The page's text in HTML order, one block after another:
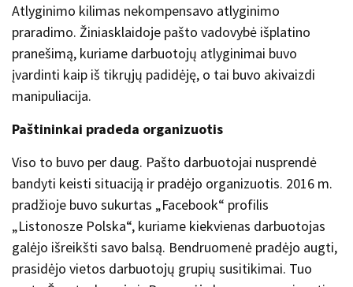
Atlyginimo kilimas nekompensavo atlyginimo
praradimo. Žiniasklaidoje pašto vadovybė išplatino
pranešimą, kuriame darbuotojų atlyginimai buvo
įvardinti kaip iš tikrųjų padidėję, o tai buvo akivaizdi
manipuliacija.
Paštininkai pradeda organizuotis
Viso to buvo per daug. Pašto darbuotojai nusprendė
bandyti keisti situaciją ir pradėjo organizuotis. 2016 m.
pradžioje buvo sukurtas „Facebook“ profilis
„Listonosze Polska“, kuriame kiekvienas darbuotojas
galėjo išreikšti savo balsą. Bendruomenė pradėjo augti,
prasidėjo vietos darbuotojų grupių susitikimai. Tuo